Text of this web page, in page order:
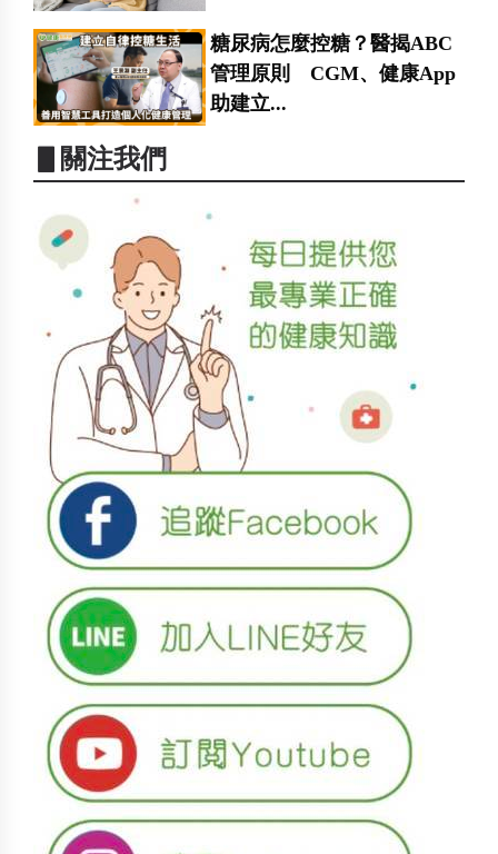
糖尿病怎麼控糖？醫揭ABC
管理原則 CGM、健康App
助建立...
▋關注我們